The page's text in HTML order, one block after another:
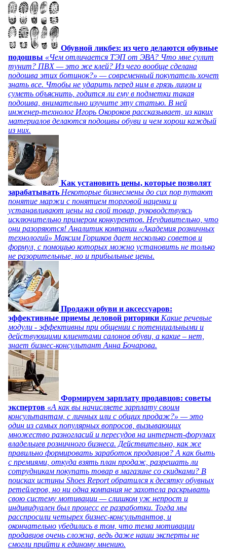
Обувной ликбез: из чего делаются обувные
подошвы «Чем отличается ТЭП от ЭВА? Что мне сулит
тунит? ПВХ — это же клей? Из чего вообще сделана
подошва этих ботинок?» — современный покупатель хочет
знать все. Чтобы не ударить перед ним в грязь лицом и
суметь объяснить, годится ли ему в подметки такая
подошва, внимательно изучите эту статью. В ней
инженер-технолог Игорь Окороков рассказывает, из каких
материалов делаются подошвы обуви и чем хорош каждый
из них.
Как установить цены, которые позволят
зарабатывать Некоторые бизнесмены до сих пор путают
понятие маржи с понятием торговой наценки и
устанавливают цены на свой товар, руководствуясь
исключительно примером конкурентов. Неудивительно, что
они разоряются! Аналитик компании «Академия розничных
технологий» Максим Горшков дает несколько советов и
формул, с помощью которых можно установить не только
не разорительные, но и прибыльные цены.
Продажи обуви и аксессуаров:
эффективные приемы деловой риторики Какие речевые
модули - эффективны при общении с потенциальными и
действующими клиентами салонов обуви, а какие – нет,
знает бизнес-консультант Анна Бочарова.
Формируем зарплату продавцов: советы
экспертов «А как вы начисляете зарплату своим
консультантам, с личных или с общих продаж?» — это
один из самых популярных вопросов, вызывающих
множество разногласий и пересудов на интернет-форумах
владельцев розничного бизнеса. Действительно, как же
правильно формировать заработок продавцов? А как быть
с премиями, откуда взять план продаж, разрешать ли
сотрудникам покупать товар в магазине со скидками? В
поисках истины Shoes Report обратился к десятку обувных
ретейлеров, но ни одна компания не захотела раскрывать
свою систему мотивации — слишком уж непрост и
индивидуален был процесс ее разработки. Тогда мы
расспросили четырех бизнес-консультантов, и
окончательно убедились в том, что тема мотивации
продавцов очень сложна, ведь даже наши эксперты не
смогли прийти к единому мнению.